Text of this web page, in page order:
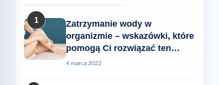
1
Zatrzymanie wody w
organizmie – wskazówki, które
pomogą Ci rozwiązać ten
problem
4 marca 2022